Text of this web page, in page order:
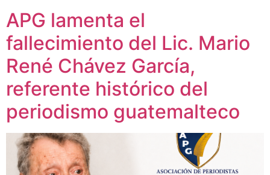
APG lamenta el
fallecimiento del Lic. Mario
René Chávez García,
referente histórico del
periodismo guatemalteco